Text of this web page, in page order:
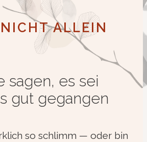
ALLEIN
sagen, es sei
gut gegangen
so schlimm — oder bin